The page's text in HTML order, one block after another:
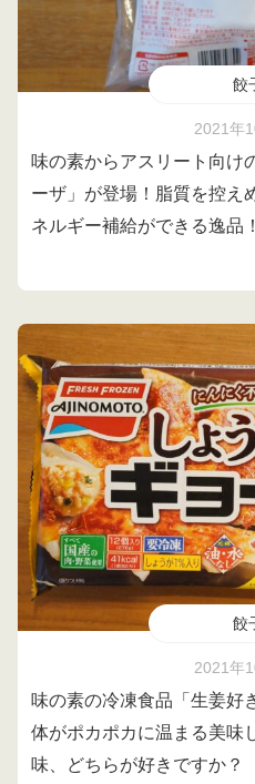
餃
2021年
味の素からアスリート向け
ーザ」が登場！脂質を控え
ネルギー補給ができる逸品！
餃
2021年
味の素の冷凍食品「生姜好
体がポカポカに温まる美味
味、どちらが好きですか？